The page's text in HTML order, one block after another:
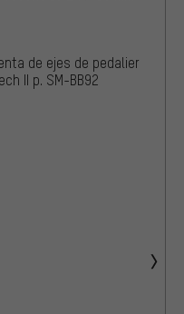
de ejes de pedalier
II p. SM-BB92